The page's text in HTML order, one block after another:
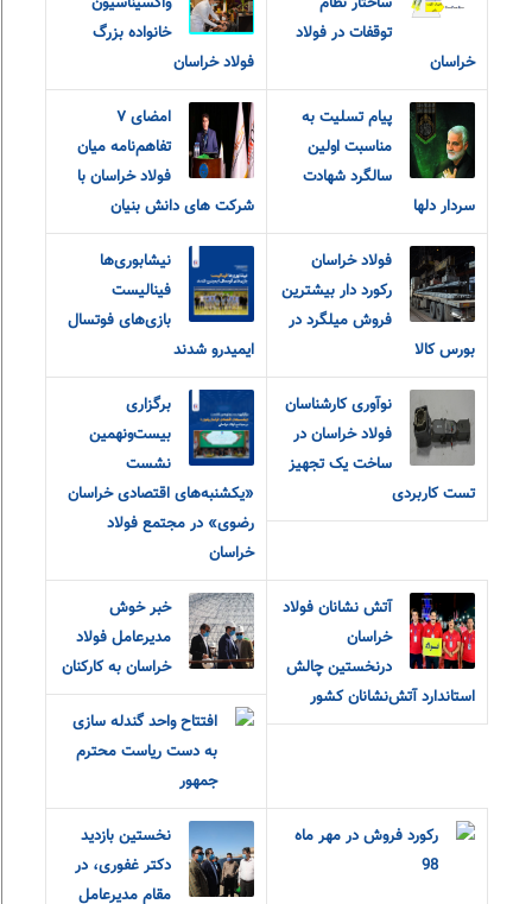
توقفات در فولاد
خراسان
خانواده بزرگ
فولاد خراسان
پیام تسلیت به
مناسبت اولین
سالگرد شهادت
سردار دلها
امضای ۷
تفاهم‌نامه میان
فولاد خراسان با
شرکت های دانش بنیان
فولاد خراسان
رکورد دار بیشترین
فروش میلگرد در
بورس کالا
نیشابوری‌ها
فینالیست
بازی‌های فوتسال
ایمیدرو شدند
نوآوری کارشناسان
فولاد خراسان در
ساخت یک تجهیز
تست کاربردی
برگزاری
بیست‌ونهمین
نشست
«یکشنبه‌های اقتصادی خراسان
رضوی» در مجتمع فولاد
خراسان
آتش نشانان فولاد
خراسان
درنخستین چالش
استاندارد آتش‌نشانان کشور
خبر خوش
مدیرعامل فولاد
خراسان به کارکنان
افتتاح واحد گندله سازی
به دست ریاست محترم
جمهور
رکورد فروش در مهر ماه
98
نخستین بازدید
دکتر غفوری، در
مقام مدیرعامل